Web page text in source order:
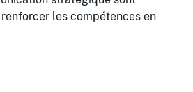
les compétences en